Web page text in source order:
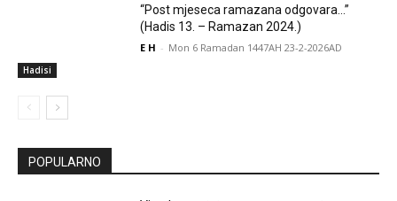
Hadisi
“Post mjeseca ramazana odgovara…”
(Hadis 13. – Ramazan 2024.)
E H - Mon 6 Ramadan 1447AH 23-2-2026AD
POPULARNO